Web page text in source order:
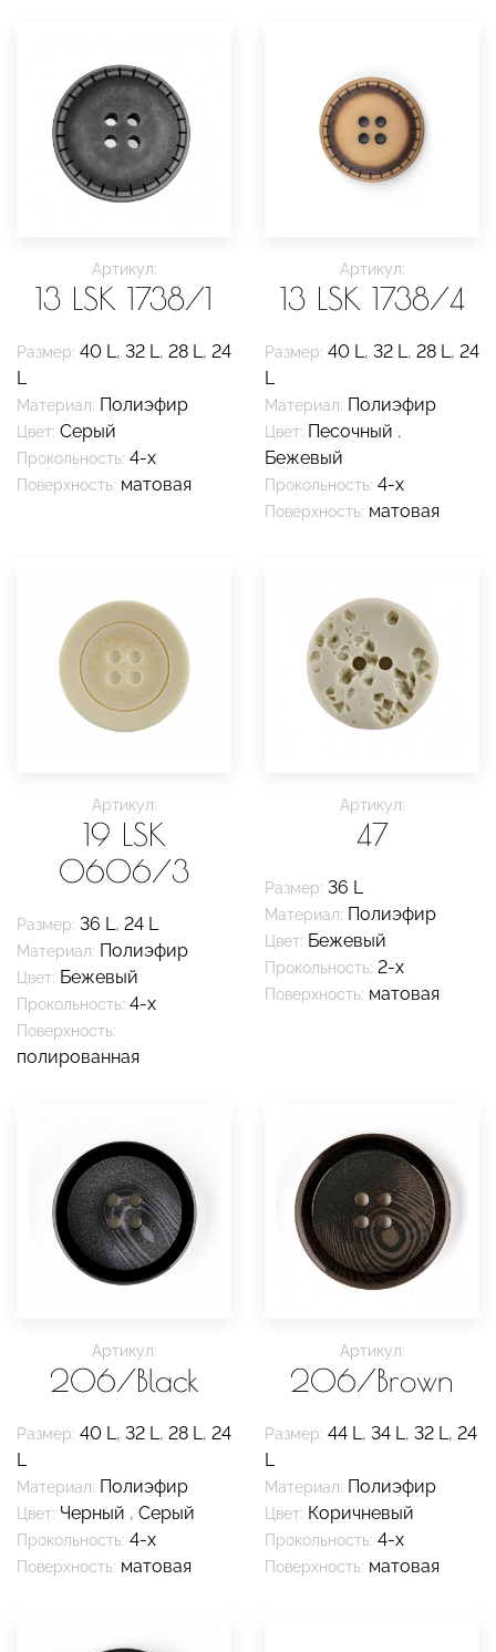
Артикул:
13 LSK 1738/1
Размер: 40 L, 32 L, 28 L, 24
L
Материал: Полиэфир
Цвет: Серый
Прокольность: 4-х
Поверхность: матовая
Артикул:
13 LSK 1738/4
Размер: 40 L, 32 L, 28 L, 24
L
Материал: Полиэфир
Цвет: Песочный ,
Бежевый
Прокольность: 4-х
Поверхность: матовая
Артикул:
19 LSK
0606/3
Размер: 36 L, 24 L
Материал: Полиэфир
Цвет: Бежевый
Прокольность: 4-х
Поверхность:
полированная
Артикул:
47
Размер: 36 L
Материал: Полиэфир
Цвет: Бежевый
Прокольность: 2-х
Поверхность: матовая
Артикул:
206/Black
Размер: 40 L, 32 L, 28 L, 24
L
Материал: Полиэфир
Цвет: Черный , Серый
Прокольность: 4-х
Поверхность: матовая
Артикул:
206/Brown
Размер: 44 L, 34 L, 32 L, 24
L
Материал: Полиэфир
Цвет: Коричневый
Прокольность: 4-х
Поверхность: матовая